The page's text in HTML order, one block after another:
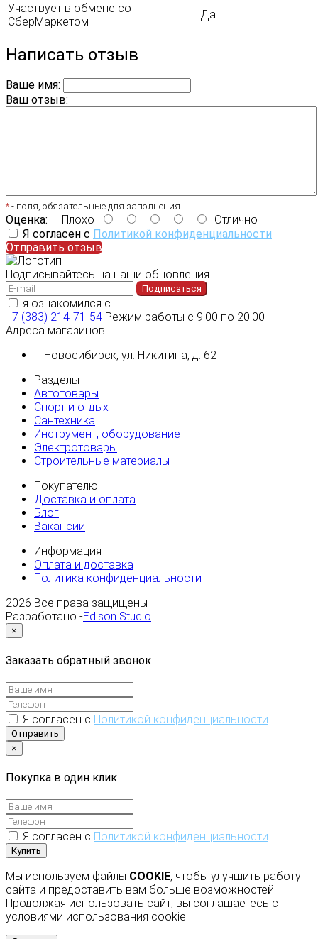
Участвует в обмене со
СберМаркетом
Да
Написать отзыв
Ваше имя:
Ваш отзыв:
* - поля, обязательные для заполнения
Оценка: Плохо
Отлично
Я согласен с Политикой конфиденциальности
Отправить отзыв
Подписывайтесь на наши обновления
Подписаться
я ознакомился с
+7 (383) 214-71-54 Режим работы с 9:00 по 20:00
Адреса магазинов:
г. Новосибирск, ул. Никитина, д. 62
Разделы
Автотовары
Спорт и отдых
Сантехника
Инструмент, оборудование
Электротовары
Строительные материалы
Покупателю
Доставка и оплата
Блог
Вакансии
Информация
Оплата и доставка
Политика конфиденциальности
2026 Все права защищены
Разработано -Edison Studio
×
Заказать обратный звонок
Я согласен с Политикой конфиденциальности
Отправить
×
Покупка в один клик
Я согласен с Политикой конфиденциальности
Купить
Мы используем файлы COOKIE, чтобы улучшить работу
сайта и предоставить вам больше возможностей.
Продолжая использовать сайт, вы соглашаетесь с
условиями использования cookie.